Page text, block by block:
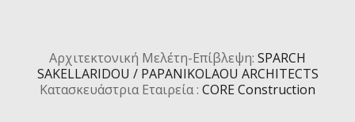
Αρχιτεκτονική Μελέτη-Επίβλεψη: SPARCH
SAKELLARIDOU / PAPANIKOLAOU ARCHITECTS
Κατασκευάστρια Εταιρεία : CORE Construction